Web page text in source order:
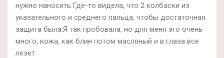
нужно наносить.Где-то видела, что 2 колбаски из
указательного и среднего пальца, чтобы достаточная
защита была.Я так пробовала, но для меня это очень
много, кожа, как блин потом масляный и в глаза все
лезет.